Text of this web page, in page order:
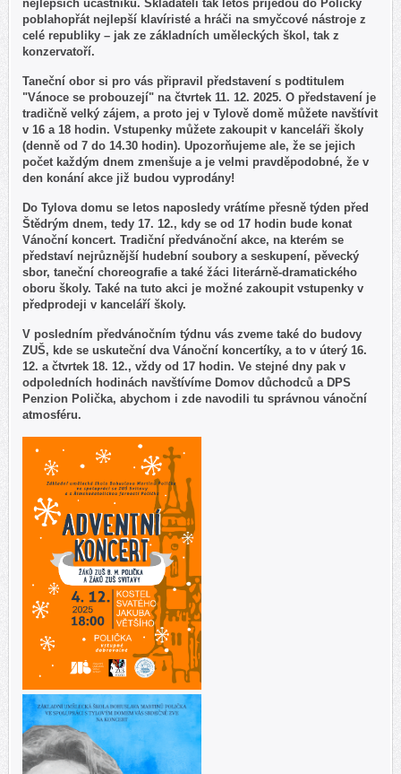
nejlepších účastníků. Skladateli tak letos přijedou do Poličky
poblahopřát nejlepší klavíristé a hráči na smyčcové nástroje z
celé republiky – jak ze základních uměleckých škol, tak z
konzervatoří.
Taneční obor si pro vás připravil představení s podtitulem
"Vánoce se probouzejí" na čtvrtek 11. 12. 2025. O představení je
tradičně velký zájem, a proto jej v Tylově domě můžete navštívit
v 16 a 18 hodin. Vstupenky můžete zakoupit v kanceláři školy
(denně od 7 do 14.30 hodin). Upozorňujeme ale, že se jejich
počet každým dnem zmenšuje a je velmi pravděpodobné, že v
den konání akce již budou vyprodány!
Do Tylova domu se letos naposledy vrátíme přesně týden před
Štědrým dnem, tedy 17. 12., kdy se od 17 hodin bude konat
Vánoční koncert. Tradiční předvánoční akce, na kterém se
představí nejrůznější hudební soubory a seskupení, pěvecký
sbor, taneční choreografie a také žáci literárně-dramatického
oboru školy. Také na tuto akci je možné zakoupit vstupenky v
předprodeji v kanceláří školy.
V posledním předvánočním týdnu vás zveme také do budovy
ZUŠ, kde se uskuteční dva Vánoční koncertíky, a to v úterý 16.
12. a čtvrtek 18. 12., vždy od 17 hodin. Ve stejné dny pak v
odpoledních hodinách navštívíme Domov důchodců a DPS
Penzion Polička, abychom i zde navodili tu správnou vánoční
atmosféru.